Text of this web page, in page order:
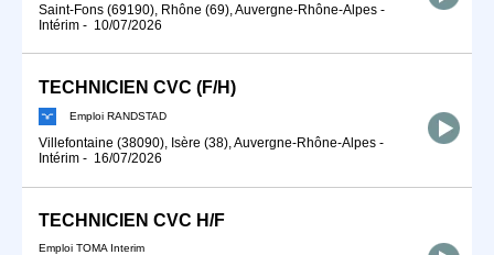
Saint-Fons (69190), Rhône (69), Auvergne-Rhône-Alpes -
Intérim - 10/07/2026
TECHNICIEN CVC (F/H)
Emploi RANDSTAD
Villefontaine (38090), Isère (38), Auvergne-Rhône-Alpes -
Intérim - 16/07/2026
TECHNICIEN CVC H/F
Emploi TOMA Interim